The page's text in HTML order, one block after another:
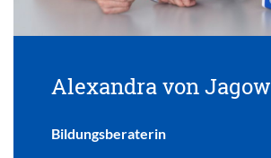
Alexandra von Jagow
Bildungsberaterin